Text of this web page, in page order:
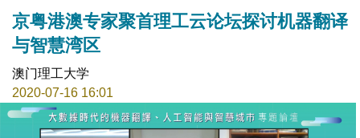
京粤港澳专家聚首理工云论坛探讨机器翻译
与智慧湾区
澳门理工大学
2020-07-16 16:01